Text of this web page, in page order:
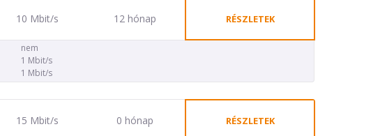
10 Mbit/s 12 hónap RÉSZLETEK
nem
1 Mbit/s
1 Mbit/s
15 Mbit/s 0 hónap RÉSZLETEK